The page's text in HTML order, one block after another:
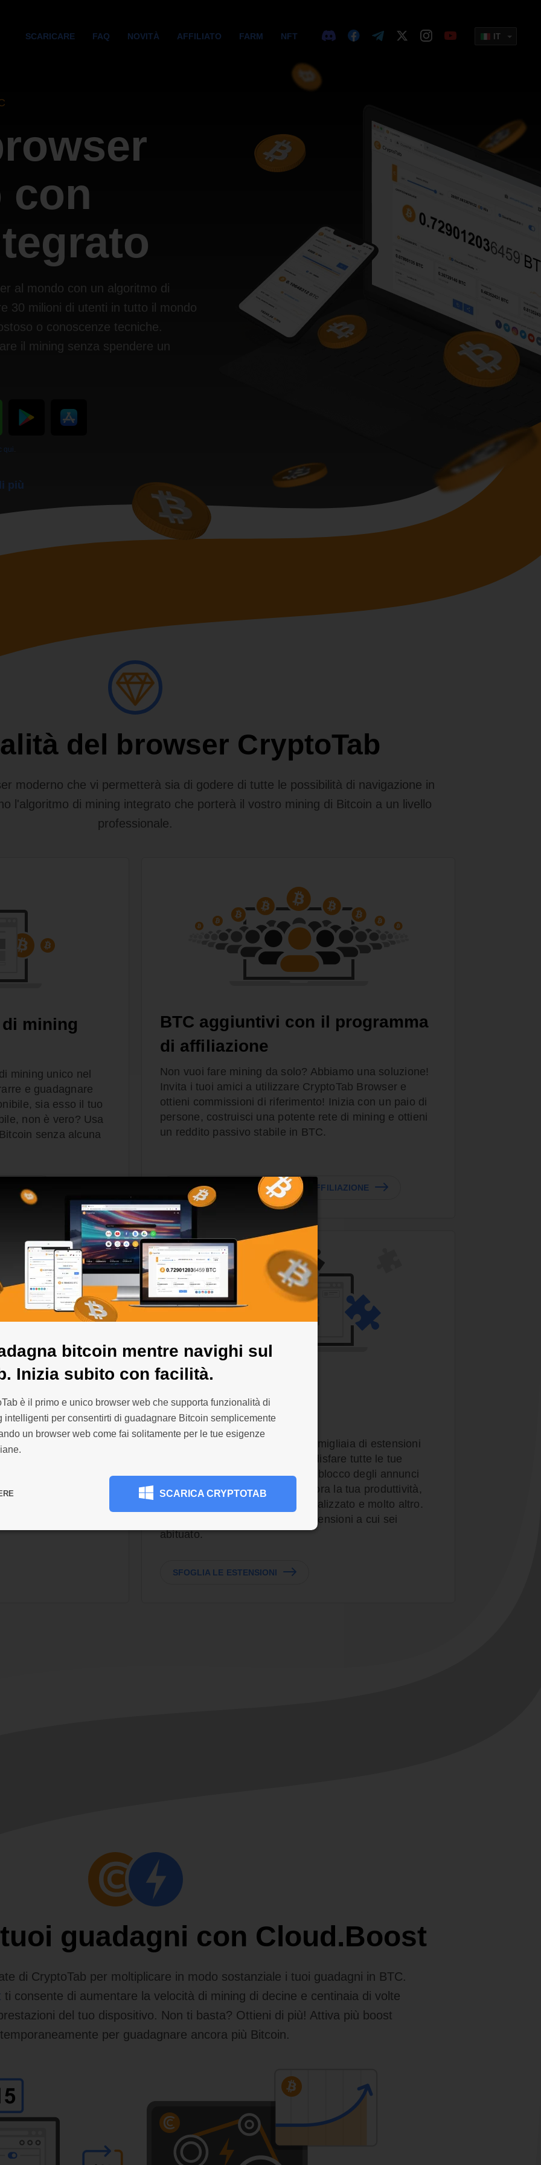
SCARICARE FAQ NOVITÀ AFFILIATO FARM NFT IT
bitcoin mentre navighi sul
Inizia subito con facilità.
è il primo e unico browser web che supporta funzionalità di
intelligenti per consentirti di guadagnare Bitcoin semplicemente
un browser web come fai solitamente per le tue esigenze
SCARICA CRYPTOTAB
con
al mondo con un algoritmo di
30 milioni di utenti in tutto il mondo
o conoscenze tecniche.
il mining senza spendere un
qui
più
del browser CryptoTab
moderno che vi permetterà sia di godere di tutte le possibilità di navigazione in
l'algoritmo di mining integrato che porterà il vostro mining di Bitcoin a un livello
professionale.
mining
mining unico nel
e guadagnare
sia esso il tuo
non è vero? Usa
senza alcuna
BTC aggiuntivi con il programma
di affiliazione
Non vuoi fare mining da solo? Abbiamo una soluzione!
Invita i tuoi amici a utilizzare CryptoTab Browser e
ottieni commissioni di riferimento! Inizia con un paio di
persone, costruisci una potente rete di mining e ottieni
un reddito passivo stabile in BTC.
MAGGIORI INFORMAZIONI SULL'AFFILIAZIONE
nessuna
pagamenti e
effettua
al giorno.
mining. L'importo
Bitcoin sul tuo
200.000 estensioni
personalizzabili
Personalizza il tuo browser con migliaia di estensioni
dal Chrome Web Store per soddisfare tutte le tue
esigenze: ottieni soluzioni per il blocco degli annunci
pubblicitari e la sicurezza, migliora la tua produttività,
aggiungi temi dal design personalizzato e molto altro.
Stai comodo, installa tutte le estensioni a cui sei
abituato.
SFOGLIA LE ESTENSIONI
guadagni con Cloud.Boost
di CryptoTab per moltiplicare in modo sostanziale i tuoi guadagni in BTC.
ti consente di aumentare la velocità di mining di decine e centinaia di volte
del tuo dispositivo. Non ti basta? Ottieni di più! Attiva più boost
per guadagnare ancora più Bitcoin.